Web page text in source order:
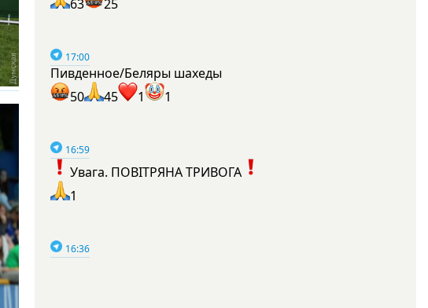
63
25
17:00
Пивденное/Беляры шахеды
50
45 1 1
16:59
Увага. ПОВІТРЯНА ТРИВОГА
1
16:36